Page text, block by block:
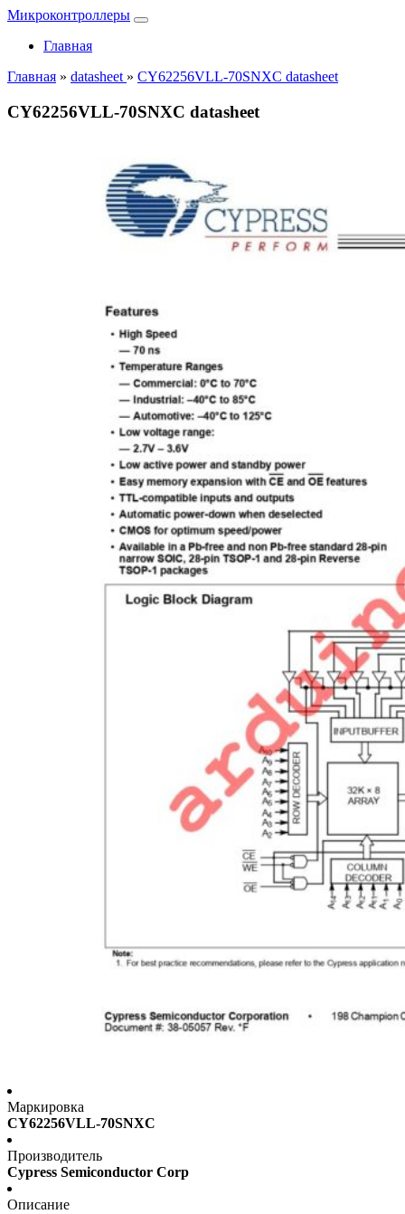
Микроконтроллеры
Главная
Главная » datasheet » CY62256VLL-70SNXC datasheet
CY62256VLL-70SNXC datasheet
Маркировка
CY62256VLL-70SNXC
Производитель
Cypress Semiconductor Corp
Описание